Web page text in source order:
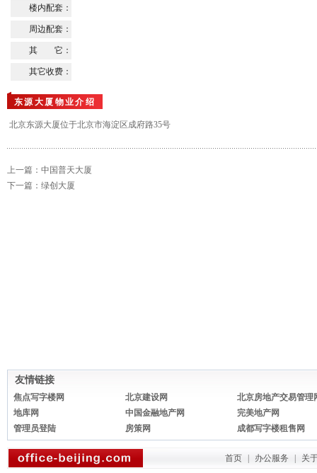
楼内配套：
周边配套：
其 它：
其它收费：
东源大厦物业介绍
北京东源大厦位于北京市海淀区成府路35号
上一篇： 中国普天大厦
下一篇： 绿创大厦
友情链接
焦点写字楼网 北京建设网
北京房地产交易管理
地库网
中国金融地产网
完美地产网
管理员登陆
房策网 成都写字楼租售网
首页 办公服务 关